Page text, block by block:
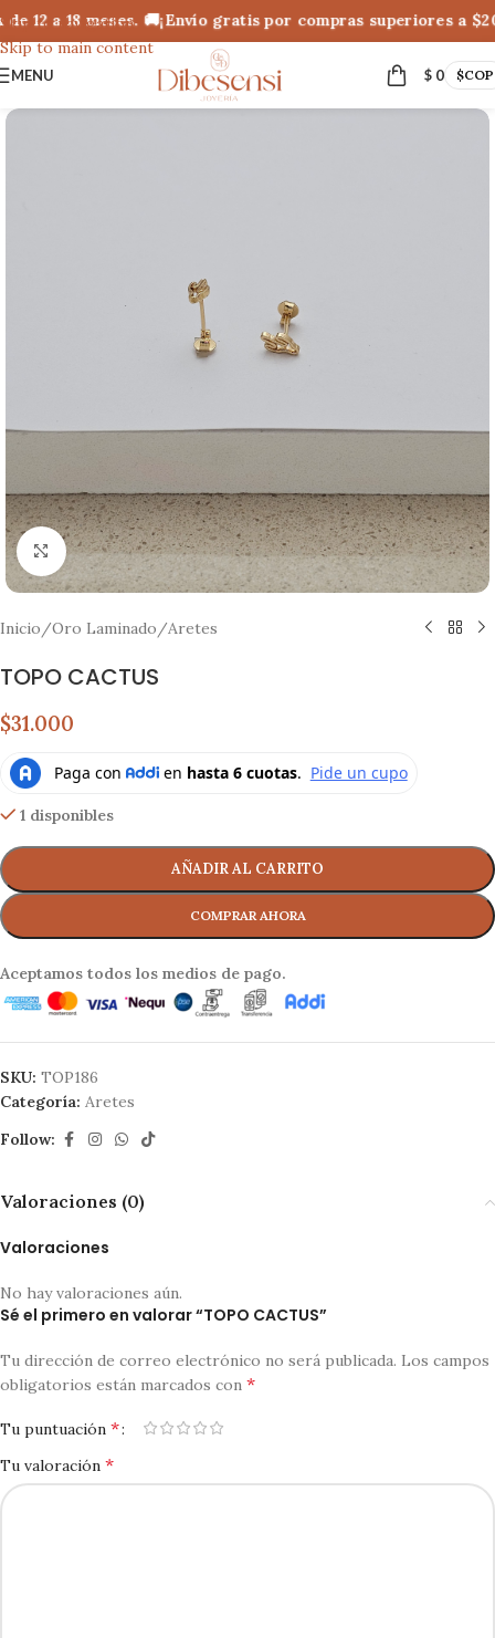
Skip to navigation
Skip to main content
12 a 18 meses. 🚚¡Envío gratis por compras superiores a
MENU $0 $COP
Click to enlarge
Inicio/Oro Laminado/Aretes
TOPO CACTUS
$31.000
1 disponibles
AÑADIR AL CARRITO
Aceptamos todos los medios de pago.
SKU: TOP186
Categoría: Aretes
Follow:
Valoraciones (0)
Valoraciones
No hay valoraciones aún.
Sé el primero en valorar “TOPO CACTUS”
Tu dirección de correo electrónico no será publicada. Los campos
obligatorios están marcados con *
Tu puntuación *
Tu valoración *